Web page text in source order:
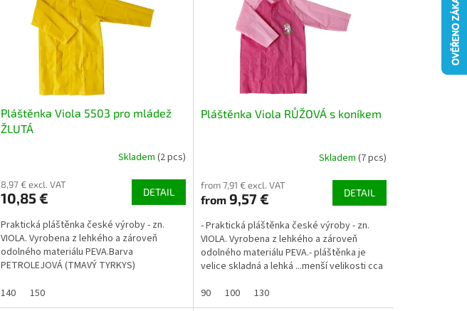
Pláštěnka Viola 5503 pro mládež
ŽLUTÁ
Skladem (2 pcs)
8,97 € excl. VAT
10,85 € DETAIL
Praktická pláštěnka české výroby - zn.
VIOLA. Vyrobena z lehkého a zároveň
odolného materiálu PEVA.Barva
PETROLEJOVÁ (TMAVÝ TYRKYS)
140
150
Pláštěnka Viola RŮŽOVÁ s koníkem
Skladem (7 pcs)
from 7,91 € excl. VAT
from9,57 € DETAIL
- Praktická pláštěnka české výroby - zn.
VIOLA. Vyrobena z lehkého a zároveň
odolného materiálu PEVA.- pláštěnka je
velice skladná a lehká ...menší velikosti cca
90
100 130